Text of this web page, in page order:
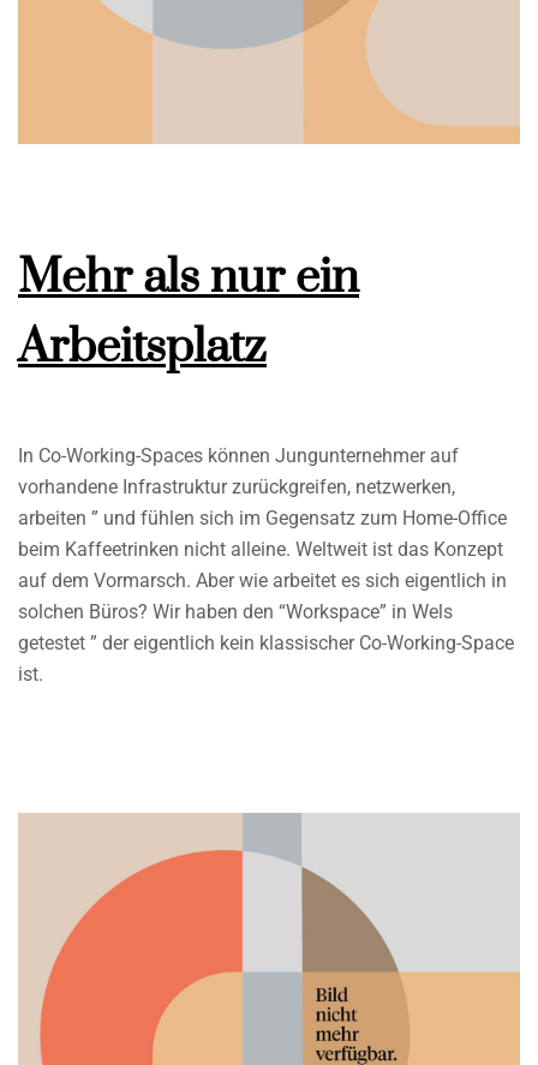
Mehr als nur ein
Arbeitsplatz
In Co-Working-Spaces können Jungunternehmer auf
vorhandene Infrastruktur zurückgreifen, netzwerken,
arbeiten ” und fühlen sich im Gegensatz zum Home-Office
beim Kaffeetrinken nicht alleine. Weltweit ist das Konzept
auf dem Vormarsch. Aber wie arbeitet es sich eigentlich in
solchen Büros? Wir haben den “Workspace” in Wels
getestet ” der eigentlich kein klassischer Co-Working-Space
ist.